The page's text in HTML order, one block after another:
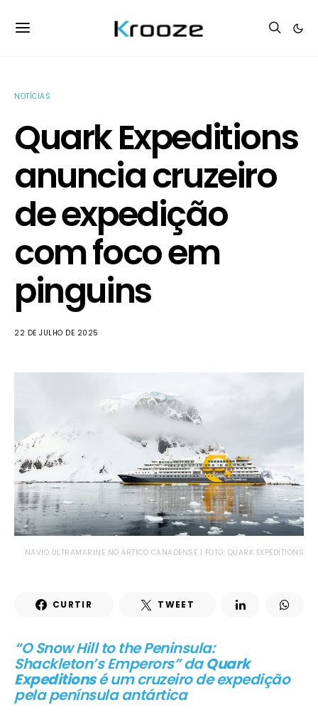
NOTÍCIAS
Quark Expeditions
anuncia cruzeiro
de expedição
com foco em
pinguins
22 DE JULHO DE 2025
NAVIO ULTRAMARINE NO ÁRTICO CANADENSE | FOTO: QUARK EXPEDITIONS
CURTIR TWEET
“O Snow Hill to the Peninsula:
Shackleton’s Emperors” daQuark
Expeditionsé um cruzeiro de expedição
pela península antártica